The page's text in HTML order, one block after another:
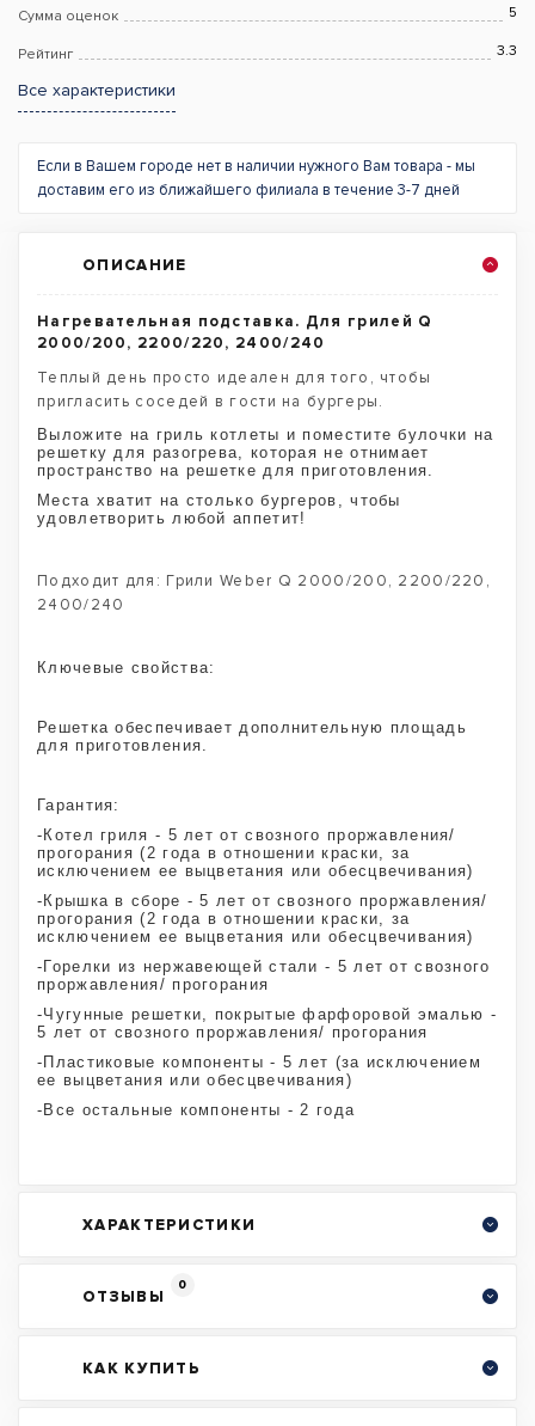
Сумма оценок 5
Рейтинг 3.3
Все характеристики
Если в Вашем городе нет в наличии нужного Вам товара - мы
доставим его из ближайшего филиала в течение 3-7 дней
ОПИСАНИЕ
Нагревательная подставка. Для грилей Q
2000/200, 2200/220, 2400/240
Теплый день просто идеален для того, чтобы
пригласить соседей в гости на бургеры.
Выложите на гриль котлеты и поместите булочки на
решетку для разогрева, которая не отнимает
пространство на решетке для приготовления.
Места хватит на столько бургеров, чтобы
удовлетворить любой аппетит!
Подходит для: Грили Weber Q 2000/200, 2200/220,
2400/240
Ключевые свойства:
Решетка обеспечивает дополнительную площадь
для приготовления.
Гарантия:
-Котел гриля - 5 лет от свозного проржавления/
прогорания (2 года в отношении краски, за
исключением ее выцветания или обесцвечивания)
-Крышка в сборе - 5 лет от свозного проржавления/
прогорания (2 года в отношении краски, за
исключением ее выцветания или обесцвечивания)
-Горелки из нержавеющей стали - 5 лет от свозного
проржавления/ прогорания
-Чугунные решетки, покрытые фарфоровой эмалью -
5 лет от свозного проржавления/ прогорания
-Пластиковые компоненты - 5 лет (за исключением
ее выцветания или обесцвечивания)
-Все остальные компоненты - 2 года
ХАРАКТЕРИСТИКИ
ОТЗЫВЫ
0
КАК КУПИТЬ